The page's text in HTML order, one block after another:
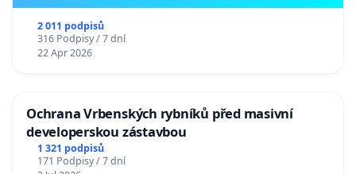
2 011 podpisů
316 Podpisy / 7 dní
22 Apr 2026
Ochrana Vrbenských rybníků před masivní
developerskou zástavbou
1 321 podpisů
171 Podpisy / 7 dní